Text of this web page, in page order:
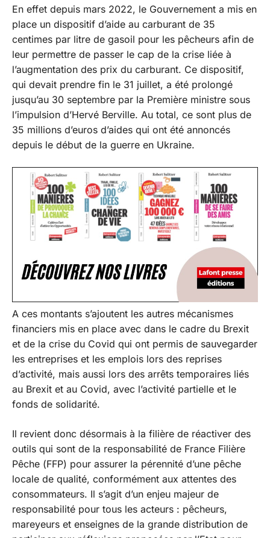
En effet depuis mars 2022, le Gouvernement a mis en
place un dispositif d’aide au carburant de 35
centimes par litre de gasoil pour les pêcheurs afin de
leur permettre de passer le cap de la crise liée à
l’augmentation des prix du carburant. Ce dispositif,
qui devait prendre fin le 31 juillet, a été prolongé
jusqu’au 30 septembre par la Première ministre sous
l’impulsion d’Hervé Berville. Au total, ce sont plus de
35 millions d’euros d’aides qui ont été annoncés
depuis le début de la guerre en Ukraine.
A ces montants s’ajoutent les autres mécanismes
financiers mis en place avec dans le cadre du Brexit
et de la crise du Covid qui ont permis de sauvegarder
les entreprises et les emplois lors des reprises
d’activité, mais aussi lors des arrêts temporaires liés
au Brexit et au Covid, avec l’activité partielle et le
fonds de solidarité.
Il revient donc désormais à la filière de réactiver des
outils qui sont de la responsabilité de France Filière
Pêche (FFP) pour assurer la pérennité d’une pêche
locale de qualité, conformément aux attentes des
consommateurs. Il s’agit d’un enjeu majeur de
responsabilité pour tous les acteurs : pêcheurs,
mareyeurs et enseignes de la grande distribution de